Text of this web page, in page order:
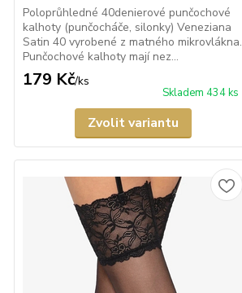
Poloprůhledné 40denierové punčochové
kalhoty (punčocháče, silonky) Veneziana
Satin 40 vyrobené z matného mikrovlákna.
Punčochové kalhoty mají nez...
179 Kč/ks
Skladem 434 ks
Zvolit variantu